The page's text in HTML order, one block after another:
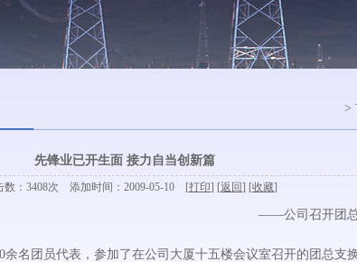
>
先锋业已开生面 接力自当创新篇
：3408次 添加时间：2009-05-10 [打印] [返回] [收藏]
——公司召开团
名团员代表，参加了在公司大厦十五楼会议室召开的团总支